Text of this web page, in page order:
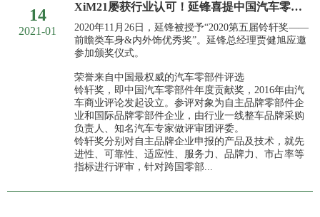
14
2021-01
XiM21屡获行业认可！延锋喜提中国汽车零部件奥斯卡
2020年11月26日，延锋被授予“2020第五届铃轩奖——
前瞻类车身&内外饰优秀奖”。延锋总经理贾健旭应邀
参加颁奖仪式。
荣誉来自中国最权威的汽车零部件评选
铃轩奖，即中国汽车零部件年度贡献奖，2016年由汽
车商业评论发起设立。参评对象为自主品牌零部件企
业和国际品牌零部件企业，由行业一线整车品牌采购
负责人、知名汽车专家做评审团评委。
铃轩奖分别对自主品牌企业申报的产品及技术，就先
进性、可靠性、适应性、服务力、品牌力、市占率等
指标进行评审，针对跨国零部...